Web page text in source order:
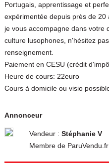
Portugais, apprentissage et
expérimentée depuis près de
je vous accompagne dans votre
culture lusophones, n'hésitez
renseignement.
Paiement en CESU (crédit
Heure de cours: 22euro
Cours à domicile ou visio
Annonceur
Vendeur : Stéphanie V
Membre de